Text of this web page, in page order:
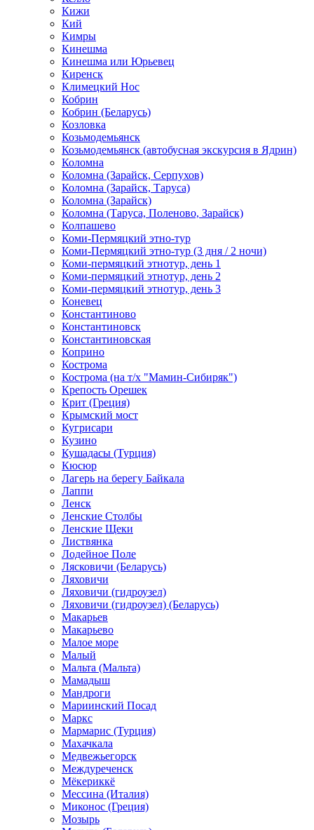
Кижи
Кий
Кимры
Кинешма
Кинешма или Юрьевец
Киренск
Климецкий Нос
Кобрин
Кобрин (Беларусь)
Козловка
Козьмодемьянск
Козьмодемьянск (автобусная экскурсия в Ядрин)
Коломна
Коломна (Зарайск, Серпухов)
Коломна (Зарайск, Таруса)
Коломна (Зарайск)
Коломна (Таруса, Поленово, Зарайск)
Колпашево
Коми-Пермяцкий этно-тур
Коми-Пермяцкий этно-тур (3 дня / 2 ночи)
Коми-пермяцкий этнотур, день 1
Коми-пермяцкий этнотур, день 2
Коми-пермяцкий этнотур, день 3
Коневец
Константиново
Константиновск
Константиновская
Коприно
Кострома
Кострома (на т/х "Мамин-Сибиряк")
Крепость Орешек
Крит (Греция)
Крымский мост
Кугрисари
Кузино
Кушадасы (Турция)
Кюсюр
Лагерь на берегу Байкала
Лаппи
Ленск
Ленские Столбы
Ленские Щеки
Листвянка
Лодейное Поле
Лясковичи (Беларусь)
Ляховичи
Ляховичи (гидроузел)
Ляховичи (гидроузел) (Беларусь)
Макарьев
Макарьево
Малое море
Малый
Мальта (Мальта)
Мамадыш
Мандроги
Мариинский Посад
Маркс
Мармарис (Турция)
Махачкала
Медвежьегорск
Междуреченск
Мёкериккё
Мессина (Италия)
Миконос (Греция)
Мозырь